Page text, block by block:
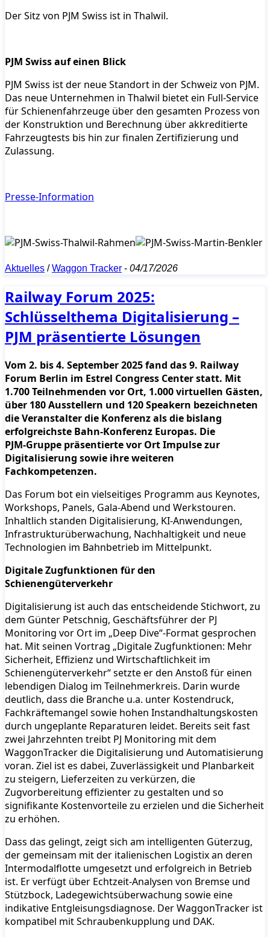
Der Sitz von PJM Swiss ist in Thalwil.
PJM Swiss auf einen Blick
PJM Swiss ist der neue Standort in der Schweiz von PJM.
Das neue Unternehmen in Thalwil bietet ein Full-Service
für Schienenfahrzeuge über den gesamten Prozess von
der Konstruktion und Berechnung über akkreditierte
Fahrzeugtests bis hin zur finalen Zertifizierung und
Zulassung.
Presse-Information
Aktuelles /Waggon Tracker - 04/17/2026
Railway Forum 2025:
Schlüsselthema Digitalisierung –
PJM präsentierte Lösungen
Vom 2. bis 4. September 2025 fand das 9. Railway
Forum Berlin im Estrel Congress Center statt. Mit
1.700 Teilnehmenden vor Ort, 1.000 virtuellen Gästen,
über 180 Ausstellern und 120 Speakern bezeichneten
die Veranstalter die Konferenz als die bislang
erfolgreichste Bahn-Konferenz Europas. Die
PJM‑Gruppe präsentierte vor Ort Impulse zur
Digitalisierung sowie ihre weiteren
Fachkompetenzen.
Das Forum bot ein vielseitiges Programm aus Keynotes,
Workshops, Panels, Gala-Abend und Werkstouren.
Inhaltlich standen Digitalisierung, KI-Anwendungen,
Infrastrukturüberwachung, Nachhaltigkeit und neue
Technologien im Bahnbetrieb im Mittelpunkt.
Digitale Zugfunktionen für den
Schienengüterverkehr
Digitalisierung ist auch das entscheidende Stichwort, zu
dem Günter Petschnig, Geschäftsführer der PJ
Monitoring vor Ort im „Deep Dive“-Format gesprochen
hat. Mit seinen Vortrag „Digitale Zugfunktionen: Mehr
Sicherheit, Effizienz und Wirtschaftlichkeit im
Schienengüterverkehr“ setzte er den Anstoß für einen
lebendigen Dialog im Teilnehmerkreis. Darin wurde
deutlich, dass die Branche u.a. unter Kostendruck,
Fachkräftemangel sowie hohen Instandhaltungskosten
durch ungeplante Reparaturen leidet. Bereits seit fast
zwei Jahrzehnten treibt PJ Monitoring mit dem
WaggonTracker die Digitalisierung und Automatisierung
voran. Ziel ist es dabei, Zuverlässigkeit und Planbarkeit
zu steigern, Lieferzeiten zu verkürzen, die
Zugvorbereitung effizienter zu gestalten und so
signifikante Kostenvorteile zu erzielen und die Sicherheit
zu erhöhen.
Dass das gelingt, zeigt sich am intelligenten Güterzug,
der gemeinsam mit der italienischen Logistix an deren
Intermodalflotte umgesetzt und erfolgreich in Betrieb
ist. Er verfügt über Echtzeit-Analysen von Bremse und
Stützbock, Ladegewichtsüberwachung sowie eine
indikative Entgleisungsdiagnose. Der WaggonTracker ist
kompatibel mit Schraubenkupplung und DAK.